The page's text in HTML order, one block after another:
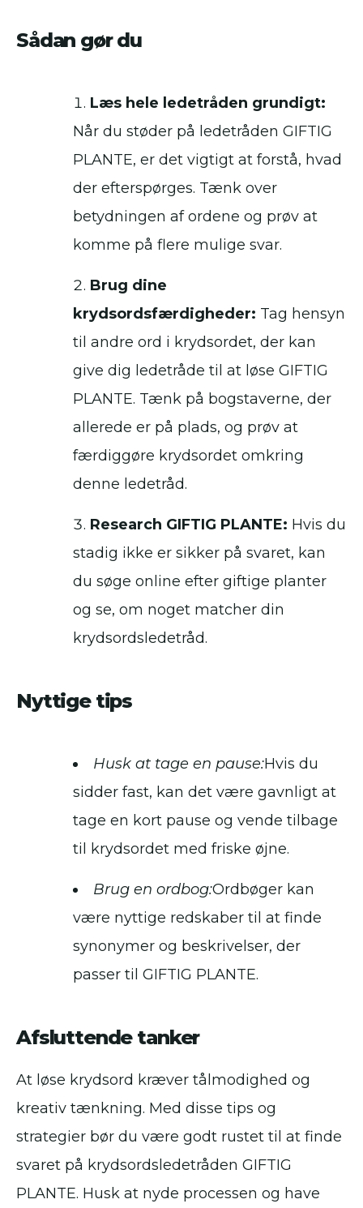
Sådan gør du
Læs hele ledetråden grundigt:
Når du støder på ledetråden GIFTIG
PLANTE, er det vigtigt at forstå, hvad
der efterspørges. Tænk over
betydningen af ordene og prøv at
komme på flere mulige svar.
Brug dine
krydsordsfærdigheder: Tag hensyn
til andre ord i krydsordet, der kan
give dig ledetråde til at løse GIFTIG
PLANTE. Tænk på bogstaverne, der
allerede er på plads, og prøv at
færdiggøre krydsordet omkring
denne ledetråd.
Research GIFTIG PLANTE: Hvis du
stadig ikke er sikker på svaret, kan
du søge online efter giftige planter
og se, om noget matcher din
krydsordsledetråd.
Nyttige tips
Husk at tage en pause:Hvis du
sidder fast, kan det være gavnligt at
tage en kort pause og vende tilbage
til krydsordet med friske øjne.
Brug en ordbog:Ordbøger kan
være nyttige redskaber til at finde
synonymer og beskrivelser, der
passer til GIFTIG PLANTE.
Afsluttende tanker
At løse krydsord kræver tålmodighed og
kreativ tænkning. Med disse tips og
strategier bør du være godt rustet til at finde
svaret på krydsordsledetråden GIFTIG
PLANTE. Husk at nyde processen og have